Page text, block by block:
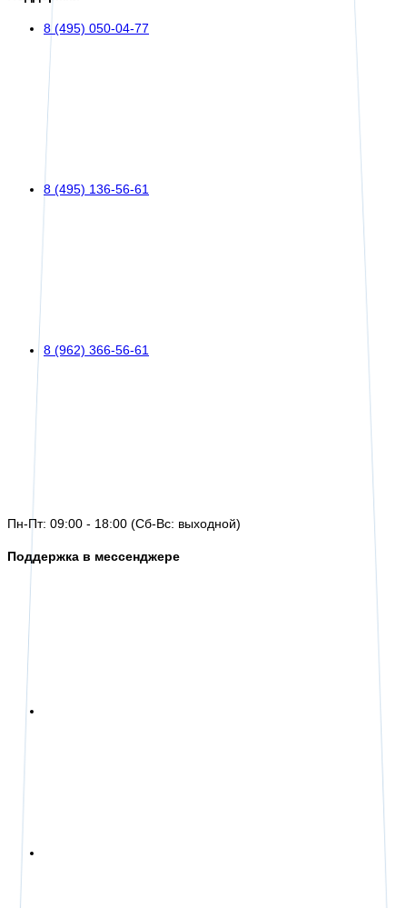
8 (495) 050-04-77
8 (495) 136-56-61
8 (962) 366-56-61
Пн-Пт: 09:00 - 18:00 (Сб-Вс: выходной)
Поддержка в мессенджере